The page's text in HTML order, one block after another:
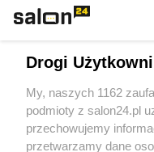
Sport
Społeczeństwo
Drogi
My, naszych 1162
podmioty z salon24.pl
przechowujemy
przetwarzamy dane